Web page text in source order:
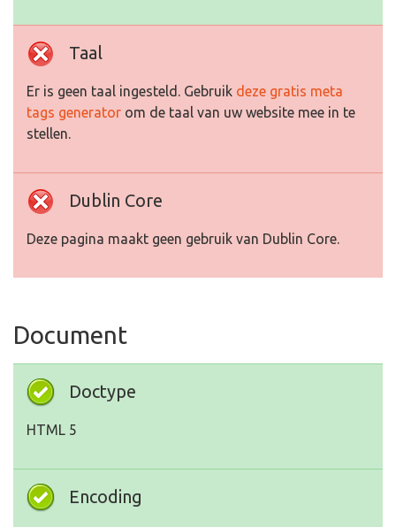
Taal
Er is geen taal ingesteld. Gebruik deze gratis meta
tags generator om de taal van uw website mee in te
stellen.
Dublin Core
Deze pagina maakt geen gebruik van Dublin Core.
Document
Doctype
HTML 5
Encoding